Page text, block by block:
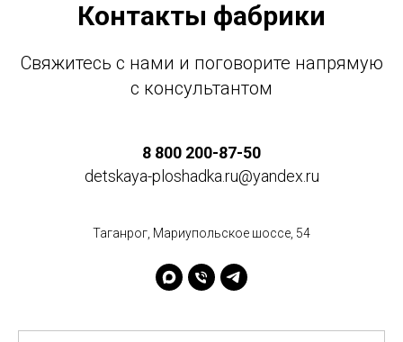
Контакты фабрики
Свяжитесь с нами и поговорите напрямую
с консультантом
8 800 200-87-50
detskaya-ploshadka.ru@yandex.ru
Таганрог, Мариупольское шоссе, 54